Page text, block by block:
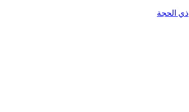
ذي الحجة